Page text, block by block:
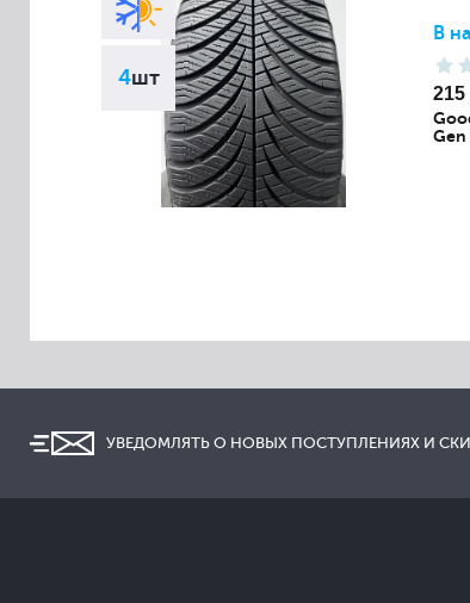
4шт
В
215
Gen
УВЕДОМЛЯТЬ О НОВЫХ ПОСТУПЛЕНИЯХ И